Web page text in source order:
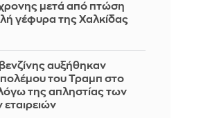
μετά από πτώση
γέφυρα της Χαλκίδας
αυξήθηκαν
πολέμου του Τραμπ στο
λόγω της απληστίας των
εταιρειών